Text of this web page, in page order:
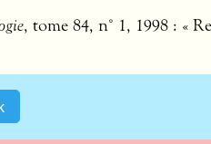
, tome 84, n° 1, 1998 : «